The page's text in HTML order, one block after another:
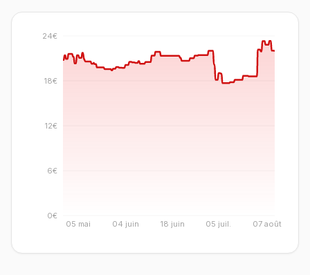
05 mai 04 juin 18 juin 05 juil. 07 août
0€
6€
12€
18€
24€